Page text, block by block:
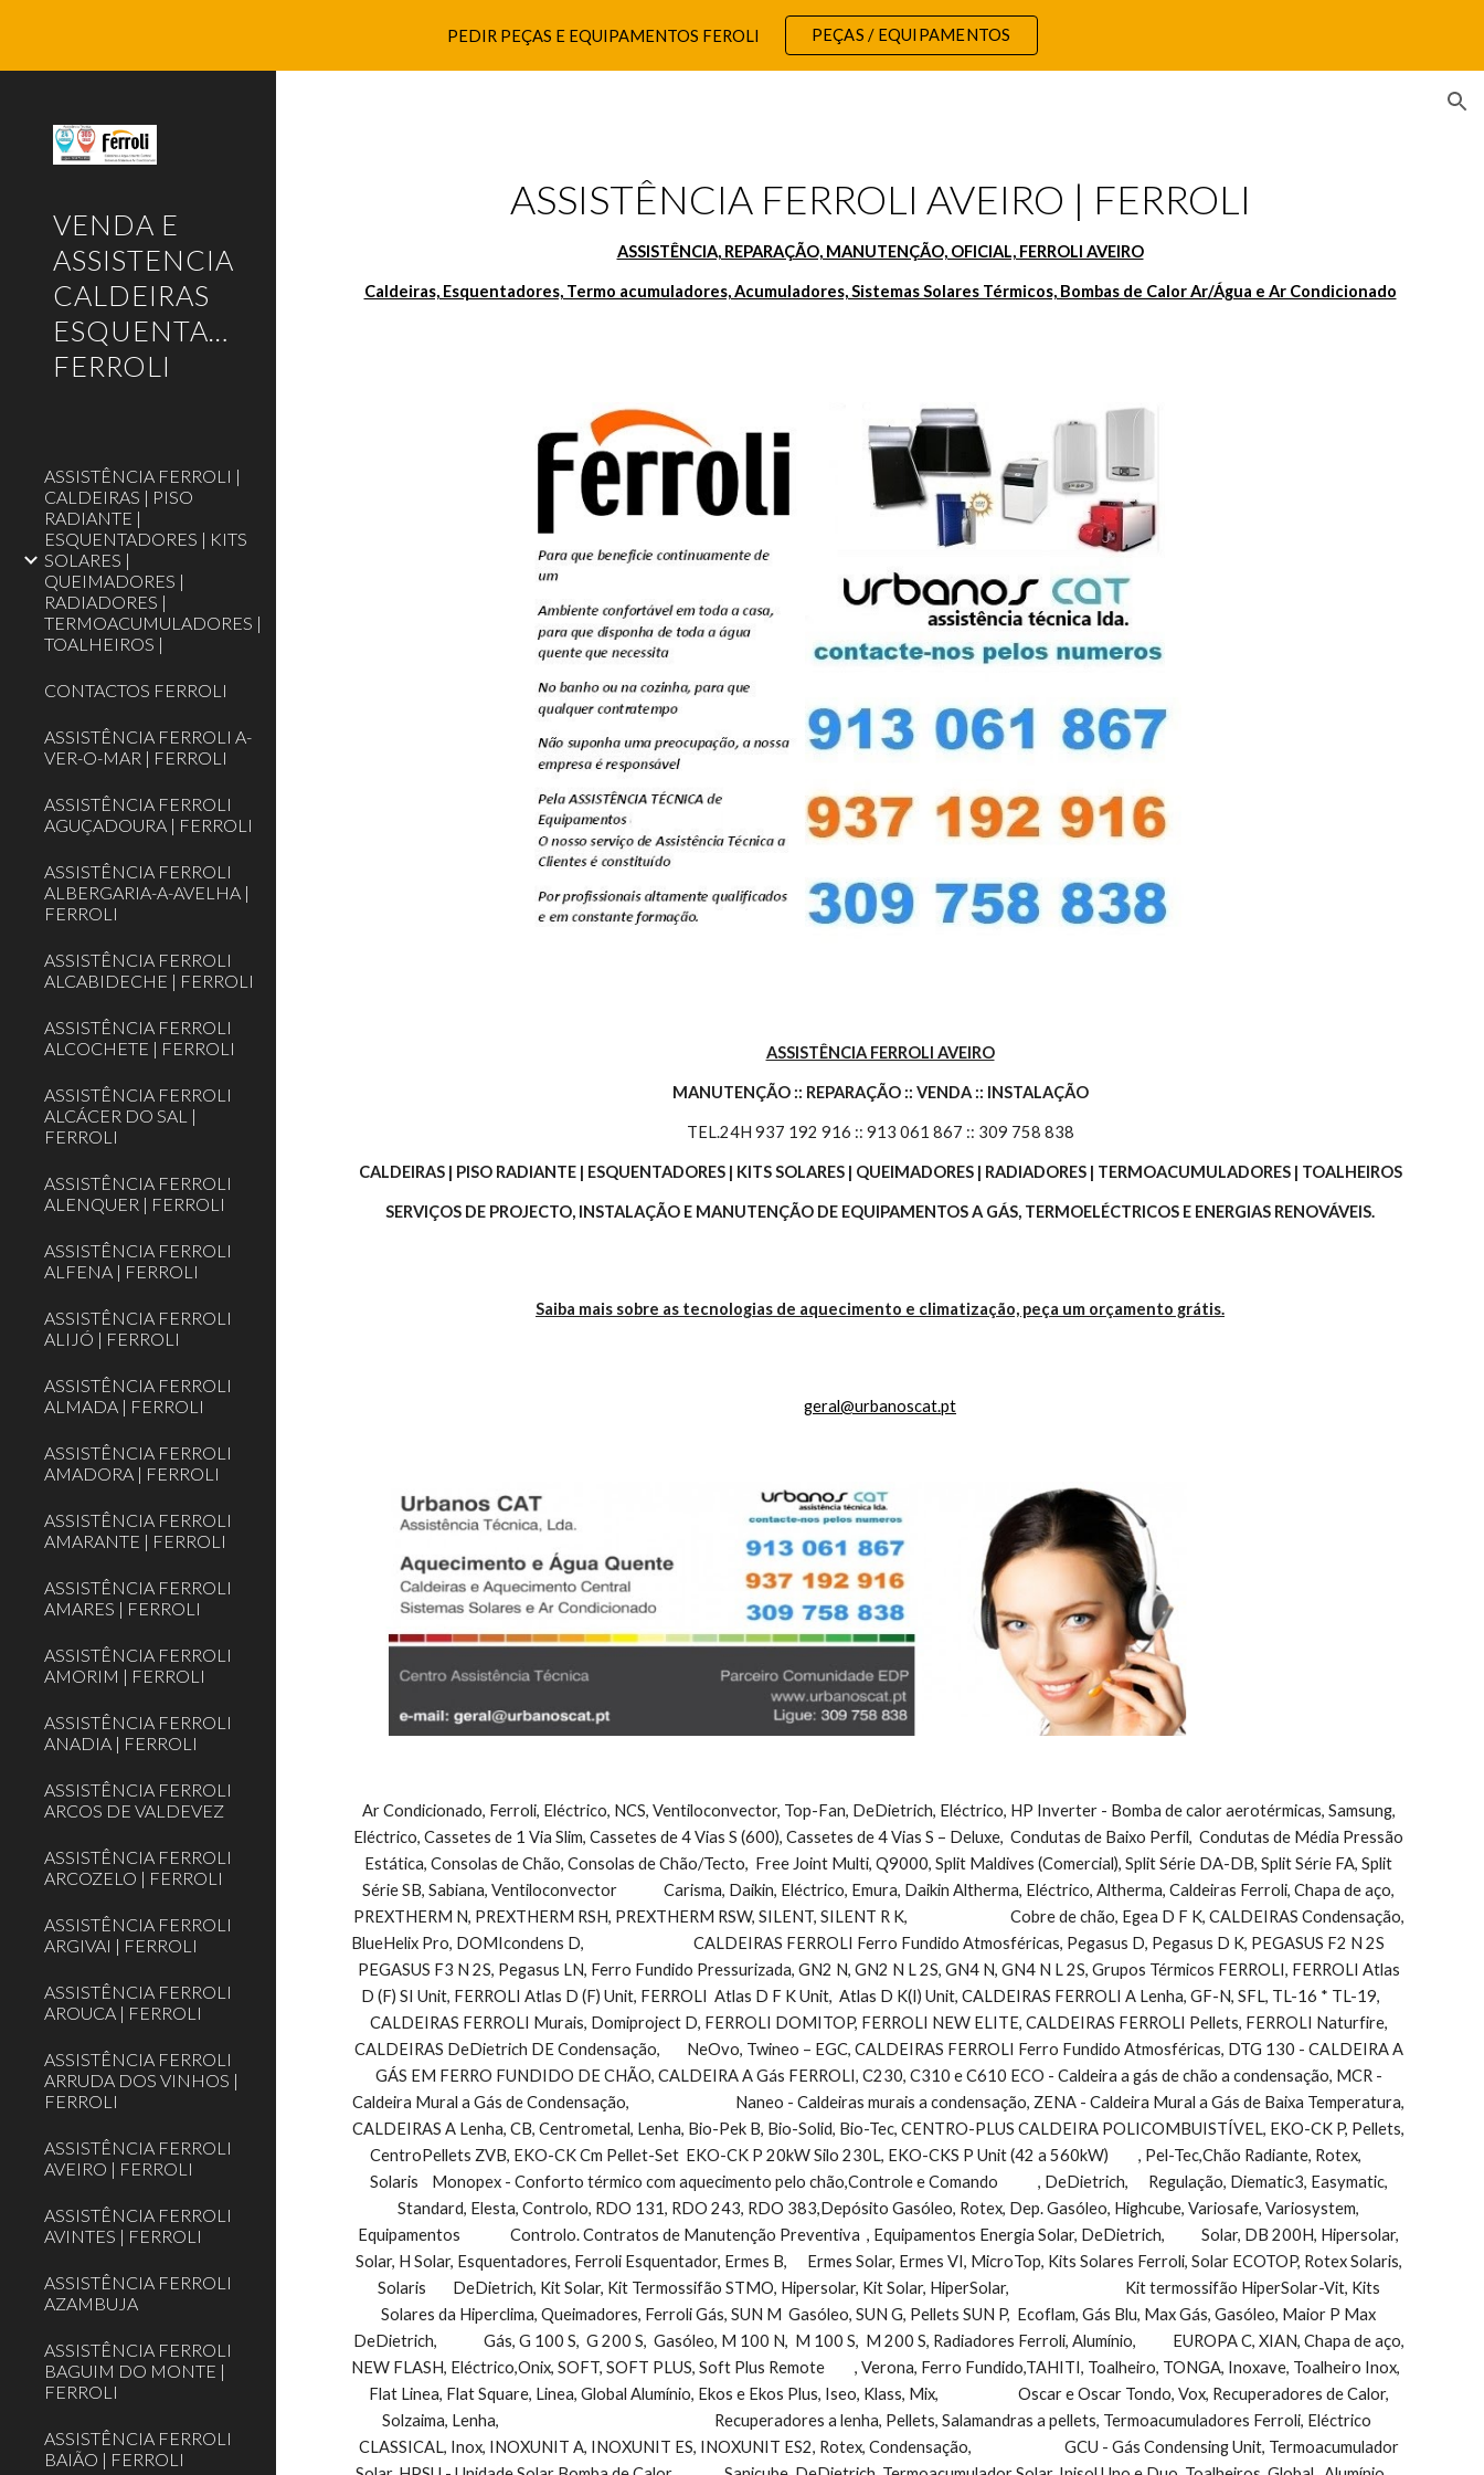
Skip to main content Skip to navigation
PEDIR PEÇAS E EQUIPAMENTOS FEROLI PEÇAS / EQUIPAMENTOS
VENDA E
ASSISTENCIA
CALDEIRAS
ESQUENTADORES
FERROLI
ASSISTÊNCIA FERROLI |
CALDEIRAS | PISO
RADIANTE |
ESQUENTADORES | KITS
SOLARES |
QUEIMADORES |
RADIADORES |
TERMOACUMULADORES |
TOALHEIROS |‎
CONTACTOS FERROLI
ASSISTÊNCIA FERROLI A-
VER-O-MAR | FERROLI
ASSISTÊNCIA FERROLI
AGUÇADOURA | FERROLI
ASSISTÊNCIA FERROLI
ALBERGARIA-A-AVELHA |
FERROLI
ASSISTÊNCIA FERROLI
ALCABIDECHE | FERROLI
ASSISTÊNCIA FERROLI
ALCOCHETE | FERROLI
ASSISTÊNCIA FERROLI
ALCÁCER DO SAL |
FERROLI
ASSISTÊNCIA FERROLI
ALENQUER | FERROLI
ASSISTÊNCIA FERROLI
ALFENA | FERROLI
ASSISTÊNCIA FERROLI
ALIJÓ | FERROLI
ASSISTÊNCIA FERROLI
ALMADA | FERROLI
ASSISTÊNCIA FERROLI
AMADORA | FERROLI
ASSISTÊNCIA FERROLI
AMARANTE | FERROLI
ASSISTÊNCIA FERROLI
AMARES | FERROLI
ASSISTÊNCIA FERROLI
AMORIM | FERROLI
ASSISTÊNCIA FERROLI
ANADIA | FERROLI
ASSISTÊNCIA FERROLI
ARCOS DE VALDEVEZ
ASSISTÊNCIA FERROLI
ARCOZELO | FERROLI
ASSISTÊNCIA FERROLI
ARGIVAI | FERROLI
ASSISTÊNCIA FERROLI
AROUCA | FERROLI
ASSISTÊNCIA FERROLI
ARRUDA DOS VINHOS |
FERROLI
ASSISTÊNCIA FERROLI
AVEIRO | FERROLI
ASSISTÊNCIA FERROLI
AVINTES | FERROLI
ASSISTÊNCIA FERROLI
AZAMBUJA
ASSISTÊNCIA FERROLI
BAGUIM DO MONTE |
FERROLI
ASSISTÊNCIA FERROLI
BAIÃO | FERROLI
ASSISTÊNCIA FERROLI AVEIRO | FERROLI
ASSISTÊNCIA, REPARAÇÃO, MANUTENÇÃO, OFICIAL, FERROLI AVEIRO
Caldeiras, Esquentadores, Termo acumuladores, Acumuladores, Sistemas Solares Térmicos, Bombas de Calor Ar/Água e Ar Condicionado
ASSISTÊNCIA FERROLI AVEIRO
MANUTENÇÃO :: REPARAÇÃO :: VENDA :: INSTALAÇÃO
TEL.24H 937 192 916 :: 913 061 867 :: 309 758 838
CALDEIRAS | PISO RADIANTE | ESQUENTADORES | KITS SOLARES | QUEIMADORES | RADIADORES | TERMOACUMULADORES | TOALHEIROS
SERVIÇOS DE PROJECTO, INSTALAÇÃO E MANUTENÇÃO DE EQUIPAMENTOS A GÁS, TERMOELÉCTRICOS E ENERGIAS RENOVÁVEIS.
Saiba mais sobre as tecnologias de aquecimento e climatização, peça um orçamento grátis.
geral@urbanoscat.pt
Ar Condicionado, Ferroli, Eléctrico, NCS, Ventiloconvector, Top-Fan, DeDietrich, Eléctrico, HP Inverter - Bomba de calor aerotérmicas, Samsung,
Eléctrico, Cassetes de 1 Via Slim, Cassetes de 4 Vias S (600), Cassetes de 4 Vias S – Deluxe,  Condutas de Baixo Perfil,  Condutas de Média Pressão
Estática, Consolas de Chão, Consolas de Chão/Tecto,  Free Joint Multi, Q9000, Split Maldives (Comercial), Split Série DA-DB, Split Série FA, Split
Série SB, Sabiana, Ventiloconvector              Carisma, Daikin, Eléctrico, Emura, Daikin Altherma, Eléctrico, Altherma, Caldeiras Ferroli, Chapa de aço,
PREXTHERM N, PREXTHERM RSH, PREXTHERM RSW, SILENT, SILENT R K,                               Cobre de chão, Egea D F K, CALDEIRAS Condensação,
BlueHelix Pro, DOMIcondens D,                                 CALDEIRAS FERROLI Ferro Fundido Atmosféricas, Pegasus D, Pegasus D K, PEGASUS F2 N 2S
PEGASUS F3 N 2S, Pegasus LN, Ferro Fundido Pressurizada, GN2 N, GN2 N L 2S, GN4 N, GN4 N L 2S, Grupos Térmicos FERROLI, FERROLI Atlas
D (F) SI Unit, FERROLI Atlas D (F) Unit, FERROLI  Atlas D F K Unit,  Atlas D K(I) Unit, CALDEIRAS FERROLI A Lenha, GF-N, SFL, TL-16 * TL-19,
CALDEIRAS FERROLI Murais, Domiproject D, FERROLI DOMITOP, FERROLI NEW ELITE, CALDEIRAS FERROLI Pellets, FERROLI Naturfire,
CALDEIRAS DeDietrich DE Condensação,        NeOvo, Twineo – EGC, CALDEIRAS FERROLI Ferro Fundido Atmosféricas, DTG 130 - CALDEIRA A
GÁS EM FERRO FUNDIDO DE CHÃO, CALDEIRA A Gás FERROLI, C230, C310 e C610 ECO - Caldeira a gás de chão a condensação, MCR -
Caldeira Mural a Gás de Condensação,                                Naneo - Caldeiras murais a condensação, ZENA - Caldeira Mural a Gás de Baixa Temperatura,
CALDEIRAS A Lenha, CB, Centrometal, Lenha, Bio-Pek B, Bio-Solid, Bio-Tec, CENTRO-PLUS CALDEIRA POLICOMBUISTÍVEL, EKO-CK P, Pellets,
CentroPellets ZVB, EKO-CK Cm Pellet-Set  EKO-CK P 20kW Silo 230L, EKO-CKS P Unit (42 a 560kW)         , Pel-Tec,Chão Radiante, Rotex,
Solaris    Monopex - Conforto térmico com aquecimento pelo chão,Controle e Comando            , DeDietrich,      Regulação, Diematic3, Easymatic,
Standard, Elesta, Controlo, RDO 131, RDO 243, RDO 383,Depósito Gasóleo, Rotex, Dep. Gasóleo, Highcube, Variosafe, Variosystem,
Equipamentos               Controlo. Contratos de Manutenção Preventiva  , Equipamentos Energia Solar, DeDietrich,           Solar, DB 200H, Hipersolar,
Solar, H Solar, Esquentadores, Ferroli Esquentador, Ermes B,      Ermes Solar, Ermes VI, MicroTop, Kits Solares Ferroli, Solar ECOTOP, Rotex Solaris,
Solaris        DeDietrich, Kit Solar, Kit Termossifão STMO, Hipersolar, Kit Solar, HiperSolar,                                   Kit termossifão HiperSolar-Vit, Kits
Solares da Hiperclima, Queimadores, Ferroli Gás, SUN M  Gasóleo, SUN G, Pellets SUN P,  Ecoflam, Gás Blu, Max Gás, Gasóleo, Maior P Max
DeDietrich,              Gás, G 100 S,  G 200 S,  Gasóleo, M 100 N,  M 100 S,  M 200 S, Radiadores Ferroli, Alumínio,           EUROPA C, XIAN, Chapa de aço,
NEW FLASH, Eléctrico,Onix, SOFT, SOFT PLUS, Soft Plus Remote         , Verona, Ferro Fundido,TAHITI, Toalheiro, TONGA, Inoxave, Toalheiro Inox,
Flat Linea, Flat Square, Linea, Global Alumínio, Ekos e Ekos Plus, Iseo, Klass, Mix,                        Oscar e Oscar Tondo, Vox, Recuperadores de Calor,
Solzaima, Lenha,                                                                 Recuperadores a lenha, Pellets, Salamandras a pellets, Termoacumuladores Ferroli, Eléctrico
CLASSICAL, Inox, INOXUNIT A, INOXUNIT ES, INOXUNIT ES2, Rotex, Condensação,                            GCU - Gás Condensing Unit, Termoacumulador